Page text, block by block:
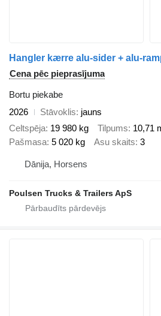
Hangler kærre alu-sider + alu-
Cena pēc pieprasījuma
Bortu piekabe
2026
Stāvoklis jauns
Celtspēja 19 980 kg Tilpums 10,71
Pašmasa 5 020 kg Asu skaits 3
Dānija, Horsens
Poulsen Trucks & Trailers ApS